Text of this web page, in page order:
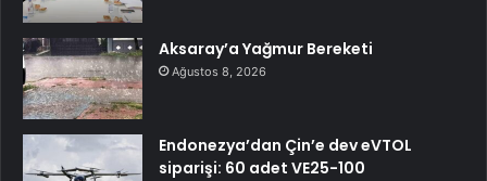
Aksaray’a Yağmur Bereketi
Ağustos 8, 2026
Endonezya’dan Çin’e dev eVTOL
siparişi: 60 adet VE25-100